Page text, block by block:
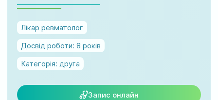
Сб: 08:00-18:00
Нд: 9:00-17:00
official@test.test.vesta-med.com
Лікар ревматолог
Досвід роботи: 8 років
Категорія: друга
Запис онлайн